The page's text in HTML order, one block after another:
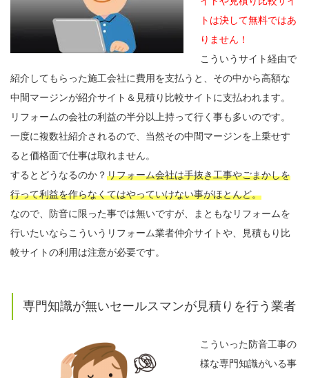
トは決して無料ではあ
りません！
こういうサイト経由で
紹介してもらった施工会社に費用を支払うと、その中から高額な
中間マージンが紹介サイト＆見積り比較サイトに支払われます。
リフォームの会社の利益の半分以上持って行く事も多いのです。
一度に複数社紹介されるので、当然その中間マージンを上乗せす
ると価格面で仕事は取れません。
するとどうなるのか？リフォーム会社は手抜き工事やごまかしを
行って利益を作らなくてはやっていけない事がほとんど。
なので、防音に限った事では無いですが、まともなリフォームを
行いたいならこういうリフォーム業者仲介サイトや、見積もり比
較サイトの利用は注意が必要です。
専門知識が無いセールスマンが見積りを行う業者
こういった防音工事の
様な専門知識がいる事